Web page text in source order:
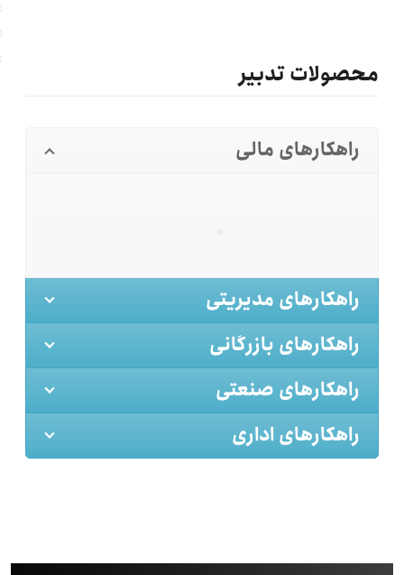
محصولات تدبیر
راهکارهای مالی
راهکارهای مدیریتی
راهکارهای بازرگانی
راهکارهای صنعتی
راهکارهای اداری